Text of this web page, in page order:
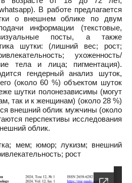
В работе предлагается
о внешнем облике по двум
информации (текстовые,
визуальные посты, а также
шутки: (лишний вес; рост;
ухоженность/
тела и лица; пигментация).
гендерный анализ шуток,
(около 60 %) объектом шуток
шутки полонезависимы (могут
так и к женщинам) (около 28 %)
внешний облик мужчины (около
перспективы исследования
облик.
мем; юмор; лукизм; внешний
рост